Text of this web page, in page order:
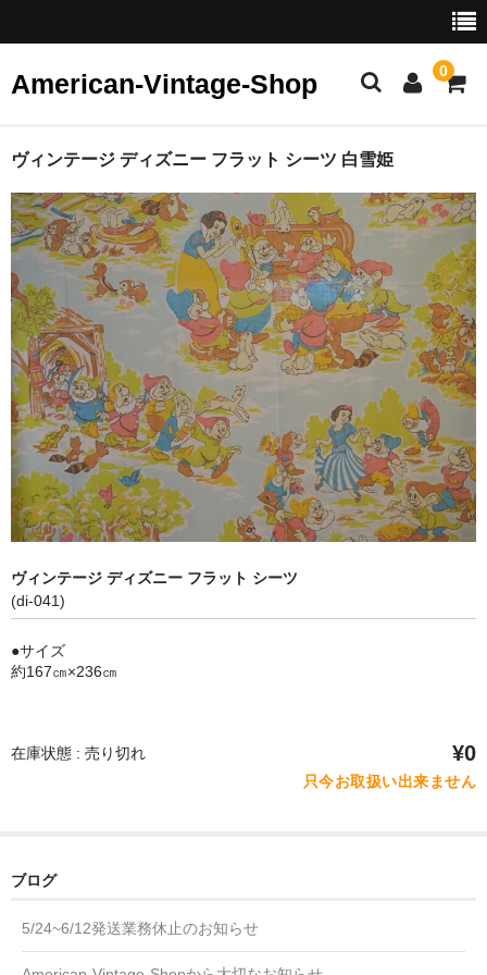
American-Vintage-Shop 0
ホーム
カテゴリー
ヴィンテージ ジュエリー
イヤリング
ピアス
ブレスレット・バングル
ブローチ
リング
カフリンクス
ヴィンテージ ディズニー
ヴィンテージ雑貨
ショッピングガイド
ブログ
ヴィンテージディズニー
ヴィンテージ雑貨
ヴィンテージ ディズニー フラット シーツ 白雪姫
ヴィンテージ ディズニー フラット シーツ
(di-041)
●サイズ
約167㎝×236㎝
在庫状態 : 売り切れ ¥0
只今お取扱い出来ません
ブログ
5/24~6/12発送業務休止のお知らせ